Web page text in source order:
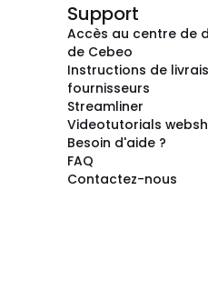
Support
Accès au centre de
de Cebeo
Instructions de
fournisseurs
Streamliner
Videotutorials
Besoin d'aide ?
FAQ
Contactez-nous